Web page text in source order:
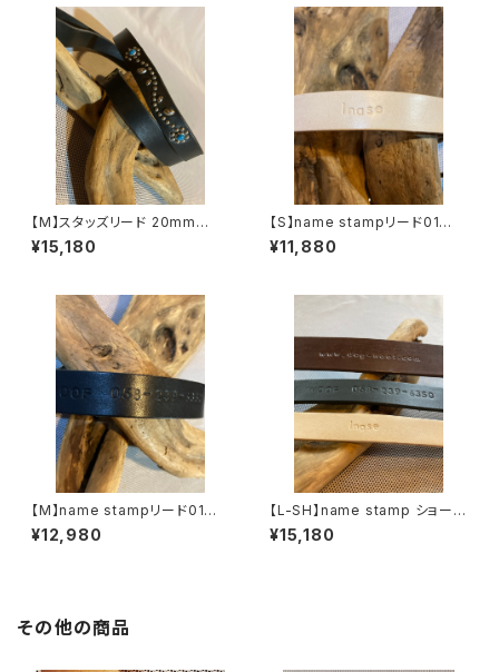
【M】スタッズリード 20mm
幅 〜15kg
¥15,180
【S】name stampリード01
/〜10kg
¥11,880
【M】name stampリード01
/〜15kg
¥12,980
【L-SH】name stamp ショート
リード01 / 〜30kg
¥15,180
その他の商品